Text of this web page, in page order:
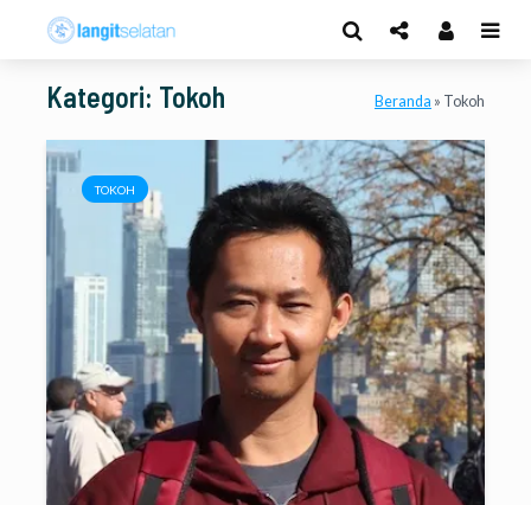
Kategori: Tokoh Beranda » Tokoh
TOKOH